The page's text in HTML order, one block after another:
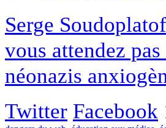
Serge
vous attendez
néonazis
Twitter Facebook